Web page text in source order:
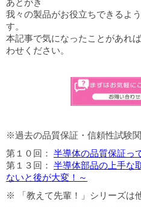
我々の製品がお役立ちできるよ
す。
本記事で気になったことがあれ
わせください。
※過去の品質保証・信頼性試験
第１０回： 半導体の品質保証っ
第１３回： 半導体部品の上手な
ないと後が大変！～
※ 「教えて先輩！」シリーズは